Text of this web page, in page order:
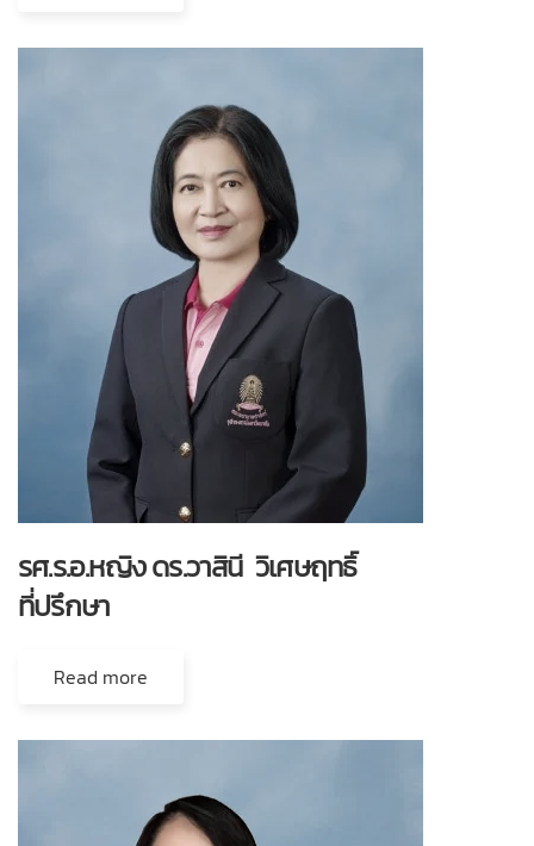
รศ.ร.อ.หญิง ดร.วาสินี วิเศษฤทธิ์
ที่ปรึกษา
Read more